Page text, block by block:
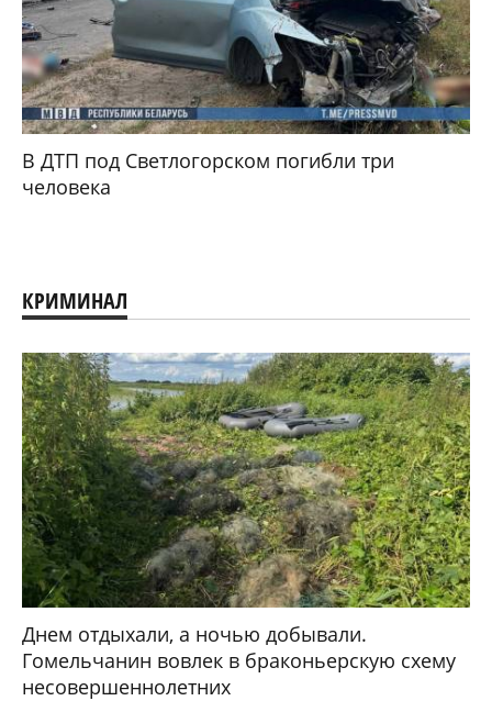
В ДТП под Светлогорском погибли три
человека
КРИМИНАЛ
Днем отдыхали, а ночью добывали.
Гомельчанин вовлек в браконьерскую схему
несовершеннолетних